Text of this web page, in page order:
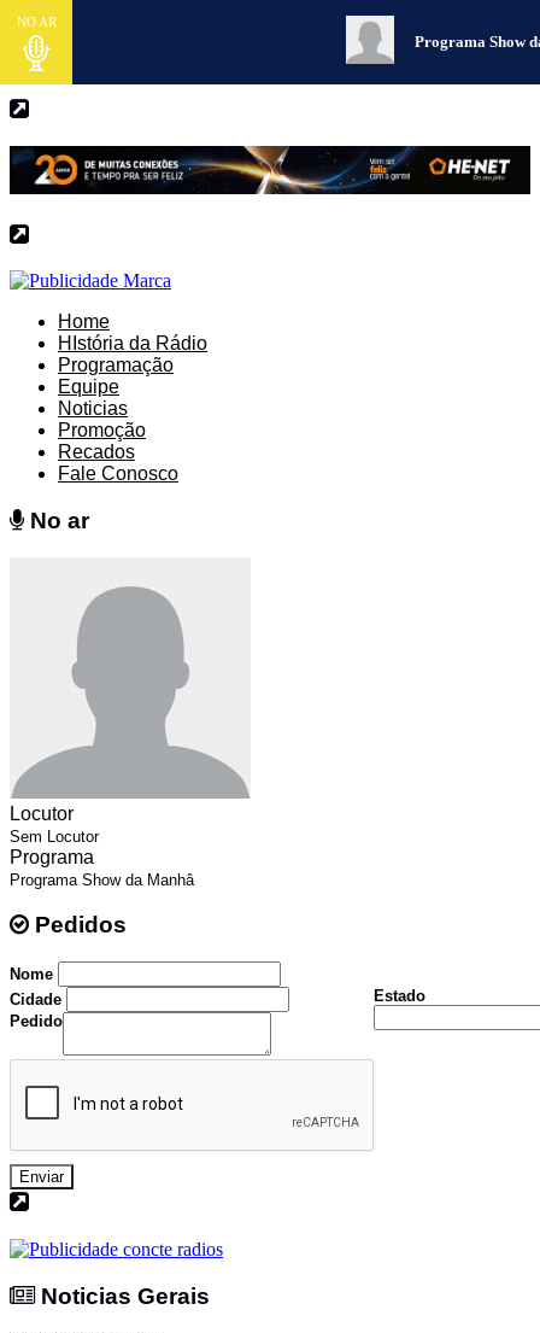
NO AR
Programa Show
Home
HIstória da Rádio
Programação
Equipe
Noticias
Promoção
Recados
Fale Conosco
No ar
Locutor
Sem Locutor
Programa
Programa Show da Manhâ
Pedidos
Nome
Cidade
Estado
Pedido
Enviar
Noticias Gerais